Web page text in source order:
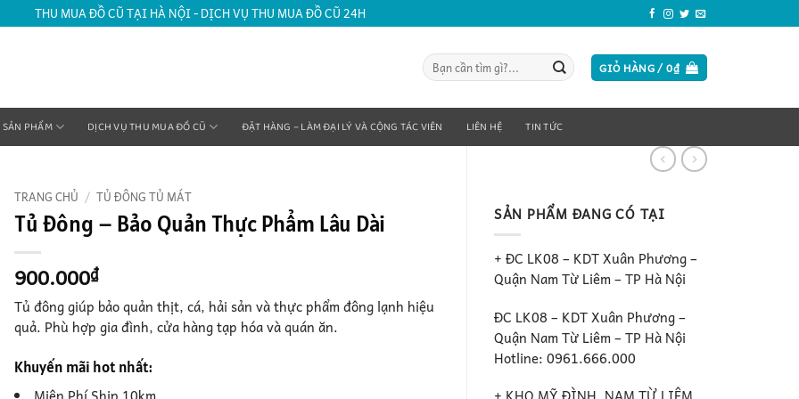
THU MUA ĐỒ CŨ TẠI HÀ NỘI - DỊCH VỤ THU MUA ĐỒ CŨ 24H
Tìm
kiếm:
GIỎ HÀNG /0₫
SẢN PHẨM DỊCH VỤ THU MUA ĐỒ CŨ ĐẶT HÀNG – LÀM ĐẠI LÝ VÀ CỘNG TÁC VIÊN LIÊN HỆ TIN TỨC
SẢN PHẨM ĐANG CÓ TẠI
+ ĐC LK08 – KDT Xuân Phương –
Quận Nam Từ Liêm – TP Hà Nội
ĐC LK08 – KDT Xuân Phương –
Quận Nam Từ Liêm – TP Hà Nội
Hotline: 0961.666.000
TRANG CHỦ / TỦ ĐÔNG TỦ MÁT
Tủ Đông – Bảo Quản Thực Phẩm Lâu Dài
900.000₫
Tủ đông giúp bảo quản thịt, cá, hải sản và thực phẩm đông lạnh hiệu
quả. Phù hợp gia đình, cửa hàng tạp hóa và quán ăn.
Khuyến mãi hot nhất: